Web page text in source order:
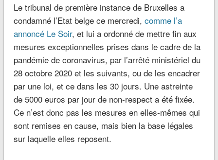
Le tribunal de première instance de Bruxelles a
condamné l’Etat belge ce mercredi, comme l’a
annoncé Le Soir, et lui a ordonné de mettre fin aux
mesures exceptionnelles prises dans le cadre de la
pandémie de coronavirus, par l’arrêté ministériel du
28 octobre 2020 et les suivants, ou de les encadrer
par une loi, et ce dans les 30 jours. Une astreinte
de 5000 euros par jour de non-respect a été fixée.
Ce n’est donc pas les mesures en elles-mêmes qui
sont remises en cause, mais bien la base légales
sur laquelle elles reposent.